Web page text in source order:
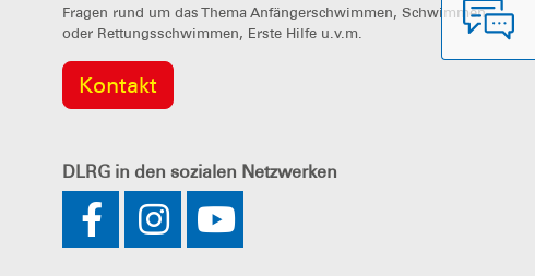
Fragen rund um das Thema Anfängerschwimmen, Schwimmen
oder Rettungsschwimmen, Erste Hilfe u.v.m.
Kontakt
DLRG in den sozialen Netzwerken